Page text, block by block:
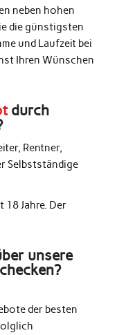
neben hohen
die günstigsten
und Laufzeit bei
Ihren Wünschen
durch
Rentner,
Selbstständige
Jahre. Der
unsere
der besten